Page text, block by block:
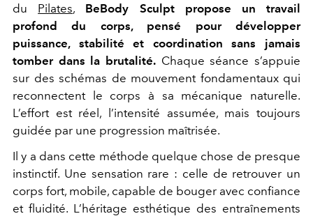
du Pilates, BeBody Sculpt propose un travail
profond du corps, pensé pour développer
puissance, stabilité et coordination sans jamais
tomber dans la brutalité. Chaque séance s’appuie
sur des schémas de mouvement fondamentaux qui
reconnectent le corps à sa mécanique naturelle.
L’effort est réel, l’intensité assumée, mais toujours
guidée par une progression maîtrisée.
Il y a dans cette méthode quelque chose de presque
instinctif. Une sensation rare : celle de retrouver un
corps fort, mobile, capable de bouger avec confiance
et fluidité. L’héritage esthétique des entraînements